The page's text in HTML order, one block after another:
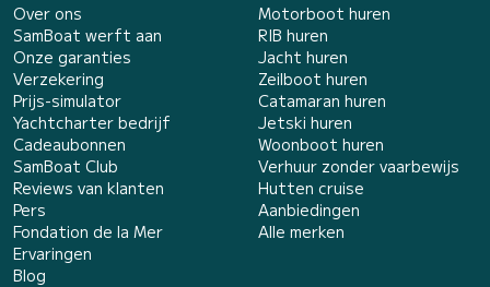
Over ons
SamBoat werft aan
Onze garanties
Verzekering
Prijs-simulator
Yachtcharter bedrijf
Cadeaubonnen
SamBoat Club
Reviews van klanten
Pers
Fondation de la Mer
Ervaringen
Blog
Motorboot huren
RIB huren
Jacht huren
Zeilboot huren
Catamaran huren
Jetski huren
Woonboot huren
Verhuur zonder vaarbewijs
Hutten cruise
Aanbiedingen
Alle merken